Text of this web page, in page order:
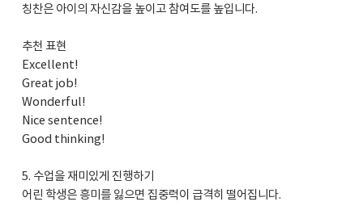
칭찬은 아이의 자신감을 높이고 참여도를 높입니다.
추천 표현
Excellent!
Great job!
Wonderful!
Nice sentence!
Good thinking!
5. 수업을 재미있게 진행하기
어린 학생은 흥미를 잃으면 집중력이 급격히 떨어집니다.